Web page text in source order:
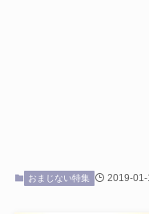
おまじない特集 2019-01-